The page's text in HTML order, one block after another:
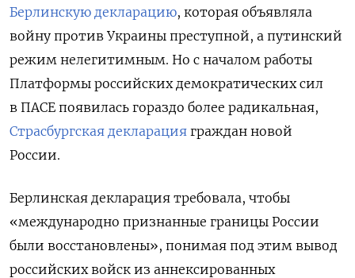
Берлинскую декларацию, которая объявляла
войну против Украины преступной, а путинский
режим нелегитимным. Но с началом работы
Платформы российских демократических сил
в ПАСЕ появилась гораздо более радикальная,
Страсбургская декларация граждан новой
России.
Берлинская декларация требовала, чтобы
«международно признанные границы России
были восстановлены», понимая под этим вывод
российских войск из аннексированных